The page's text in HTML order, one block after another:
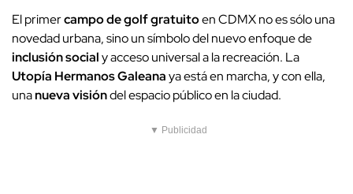
El primercampo de golf gratuitoen CDMX no es sólo una
novedad urbana, sino un símbolo del nuevo enfoque de
inclusión socialy acceso universal a la recreación. La
Utopía Hermanos Galeanaya está en marcha, y con ella,
unanueva visióndel espacio público en la ciudad.
▼ Publicidad